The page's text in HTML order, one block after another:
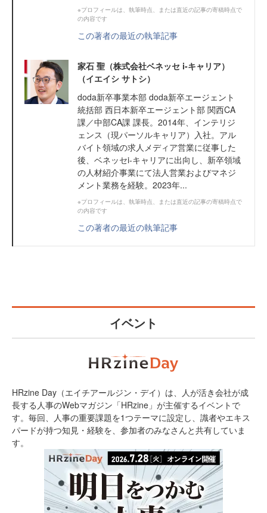
※プロフィールは、執筆時点、または直近の記事の寄稿時点で
の内容です
この著者の最近の執筆記事
家石 聖（株式会社ベネッセ i-キャリア）
（イエイシ サトシ）
doda新卒事業本部 doda新卒エージェント
統括部 西日本新卒エージェント部 関西CA
課／中部CA課 課長。2014年、インテリジ
ェンス（現パーソルキャリア）入社。アル
バイト領域の求人メディア営業に従事した
後、ベネッセi-キャリアに出向し、新卒領域
の人材紹介事業にて法人営業およびマネジ
メント業務を経験。2023年...
※プロフィールは、執筆時点、または直近の記事の寄稿時点で
の内容です
この著者の最近の執筆記事
イベント
HRzine Day（エイチアールジン・デイ）は、人が活き会社が成
長する人事のWebマガジン「HRzine」が主催するイベントで
す。毎回、人事の重要課題を1つテーマに設定し、識者やエキス
パードが持つ知見・経験を、参加者のみなさんと共有していま
す。